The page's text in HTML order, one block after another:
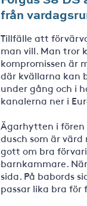
från
Tillfälle att
man vill. Man tror
kompromissen är
där kvällarna kan
under gång och i
kanalerna ner i
Ägarhytten i fören
dusch som är
gott om bra
barnkammare.
sida. På babords
passar lika bra för